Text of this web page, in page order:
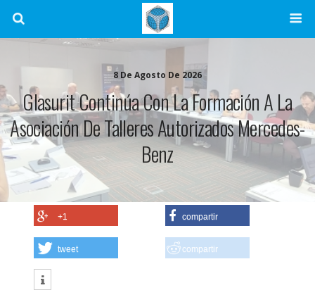
8 De Agosto De 2026
Glasurit Continúa Con La Formación A La
Asociación De Talleres Autorizados Mercedes-
Benz
+1 compartir
tweet compartir